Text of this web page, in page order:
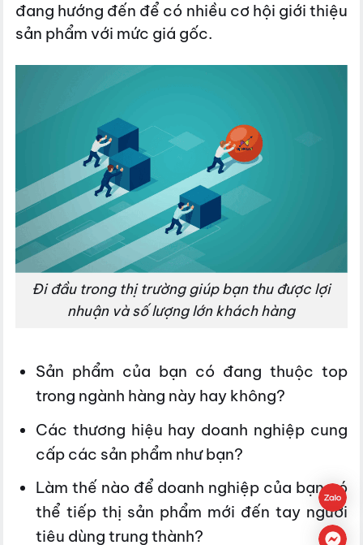
đang hướng đến để có nhiều cơ hội giới thiệu
sản phẩm với mức giá gốc.
Đi đầu trong thị trường giúp bạn thu được lợi
nhuận và số lượng lớn khách hàng
Sản phẩm của bạn có đang thuộc top
trong ngành hàng này hay không?
Các thương hiệu hay doanh nghiệp cung
cấp các sản phẩm như bạn?
Làm thế nào để doanh nghiệp của bạn có
thể tiếp thị sản phẩm mới đến tay người
tiêu dùng trung thành?